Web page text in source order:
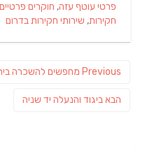
פרטי עוטף עזה, חוקרים פרטיים
חקירות, שירותי חקירות בדרום
Previous
Previous
מחפשים להשכרה בית
הבא פוסט
ביגוד והנעלה יד שניה